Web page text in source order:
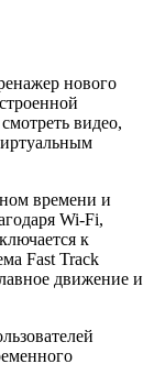
нового
видео,
времени и
Wi-Fi,
к
Fast Track
движение и